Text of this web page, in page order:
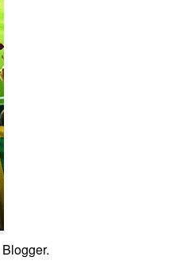
Blogger.